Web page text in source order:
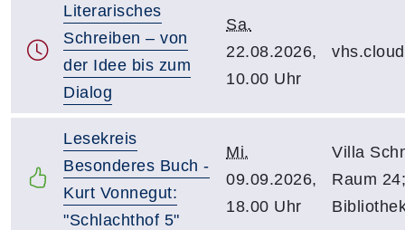
Literarisches
Schreiben – von
der Idee bis zum
Dialog
Sa.
22.08.2026,
10.00 Uhr
Lesekreis
Besonderes Buch -
Kurt Vonnegut:
"Schlachthof 5"
Mi.
09.09.2026,
18.00 Uhr
Villa
Raum 24;